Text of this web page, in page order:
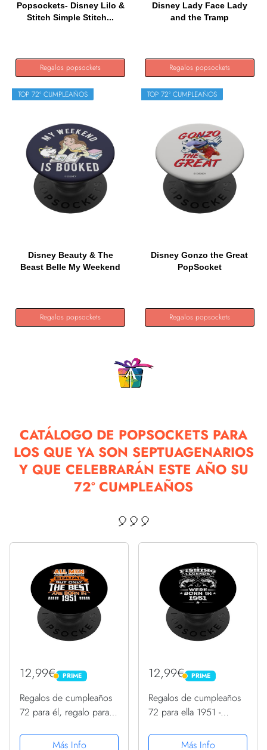
Popsockets- Disney Lilo &
Stitch Simple Stitch...
Regalos popsockets
Disney Lady Face Lady
and the Tramp
Regalos popsockets
TOP 72º CUMPLEAÑOS
Disney Beauty & The
Beast Belle My Weekend
Regalos popsockets
TOP 72º CUMPLEAÑOS
Disney Gonzo the Great
PopSocket
Regalos popsockets
CATÁLOGO DE POPSOCKETS PARA
LOS QUE YA SON SEPTUAGENARIOS
Y QUE CELEBRARÁN ESTE AÑO SU
72º CUMPLEAÑOS
🎈🎈🎈
12,99€ PRIME
PRIME
Regalos de cumpleaños
72 para él, regalo para
1951 PopSockets
Más Info
12,99€ PRIME
PRIME
Regalos de cumpleaños
72 para ella 1951 -
para él PopSockets
Más Info